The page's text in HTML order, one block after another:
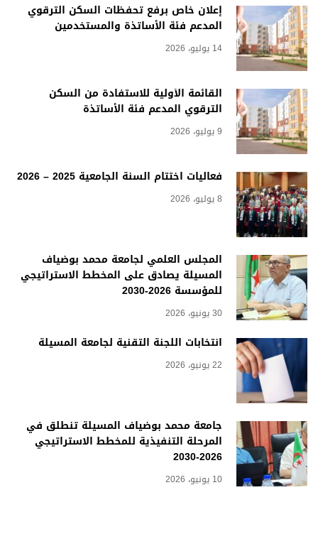
إعلان خاص برفع تحفظات السكن الترقوي
المدعم فئة الأساتذة والمستخدمين
14 يوليو، 2026
القائمة الأولية للاستفادة من السكن
الترقوي المدعم فئة الأساتذة
9 يوليو، 2026
فعاليات اختتام السنة الجامعية 2025 – 2026
8 يوليو، 2026
المجلس العلمي لجامعة محمد بوضياف
المسيلة يصادق على المخطط الاستراتيجي
للمؤسسة 2026-2030
30 يونيو، 2026
انتخابات اللجنة التقنية لجامعة المسيلة
22 يونيو، 2026
جامعة محمد بوضياف المسيلة تنطلق في
المرحلة التنفيذية للمخطط الاستراتيجي
2026-2030
10 يونيو، 2026